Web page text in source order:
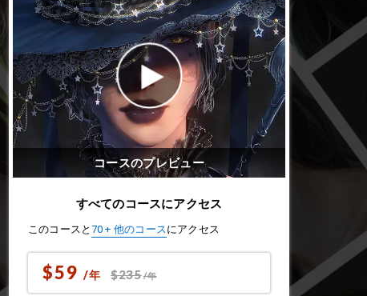
コースのプレビュー
すべてのコースにアクセス
このコースと70+ 他のコースにアクセス
$59 /年 $235/年